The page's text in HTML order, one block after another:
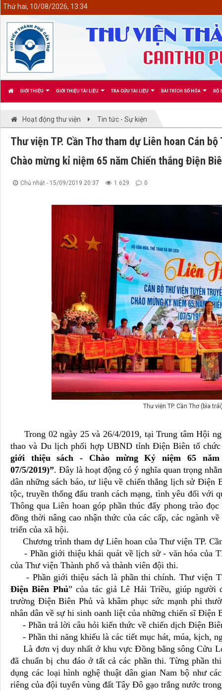
GIỚI THIỆU GIỚI THIỆU TÀI LIỆU TRA CỨU TÀI LIỆU BÀI TRÍCH SỐ HÓA BỘ
Thứ hai, 10/08/2026, 13:34
Hoạt động thư viện Tin tức - Sự kiện
Thư viện TP. Cần Thơ tham dự Liên hoan Cán
Chào mừng kỉ niệm 65 năm Chiến thắng Điện
Chủ nhật - 15/09/2019 20:37 1.629 0
Thư viện TP. Cần Thơ (bìa
Trong 02 ngày 25 và 26/4/2019, tại Trung tâm Hội
thao và Du lịch phối hợp UBND tỉnh Điện Biên tổ chức
giới thiệu sách - Chào mừng Kỷ niệm 65 năm
07/5/2019)”. Đây là hoạt động có ý nghĩa quan trọng
dân những sách báo, tư liệu về chiến thắng lịch sử Điện
tộc, truyền thống đấu tranh cách mạng, tình yêu đối với
Thông qua Liên hoan góp phần thúc đẩy phong trào
đồng thời nâng cao nhận thức của các cấp, các ngành
triển của xã hội.
Chương trình tham dự Liên hoan của Thư viện TP.
- Phần giới thiệu khái quát về lịch sử - văn hóa của
của Thư viện Thành phố và thành viên đội thi.
- Phần giới thiệu sách là phần thi chính. Thư viện
Điện Biên Phủ” của tác giả Lê Hải Triều, giúp người
trường Điện Biên Phủ và khâm phục sức mạnh phi
nhân dân về sự hi sinh oanh liệt của những chiến sĩ Điện
- Phần trả lời câu hỏi kiến thức về chiến dịch Điện
- Phần thi năng khiếu là các tiết mục hát, múa, kịch,
Là đơn vị duy nhất ở khu vực Đồng bằng sông Cửu
đã chuẩn bị chu đáo ở tất cả các phần thi. Từng phần
dụng các loại hình nghệ thuật dân gian Nam bộ như
riêng của đội tuyển vùng đất Tây Đô gạo trắng nước
<